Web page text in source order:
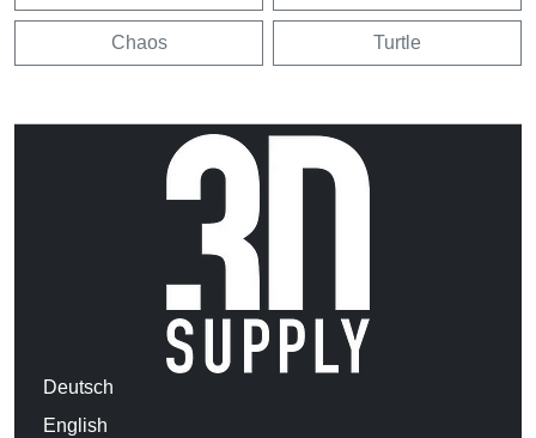
Chaos Turtle
Deutsch
English